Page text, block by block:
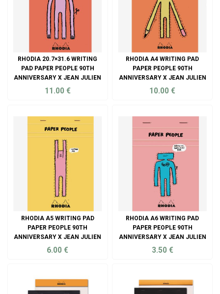
RHODIA 20.7×31.6 WRITING
PAD PAPER PEOPLE 90TH
ANNIVERSARY X JEAN JULIEN
11.00 €
RHODIA A4 WRITING PAD
PAPER PEOPLE 90TH
ANNIVERSARY X JEAN JULIEN
10.00€
RHODIA A5 WRITING PAD
PAPER PEOPLE 90TH
ANNIVERSARY X JEAN JULIEN
6.00€
RHODIA A6 WRITING PAD
PAPER PEOPLE 90TH
ANNIVERSARY X JEAN JULIEN
3.50 €